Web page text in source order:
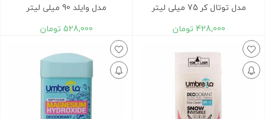
مدل توتال کر 75 میلی لیتر
428,000 تومان
مدل وایلد 90 میلی لیتر
528,000 تومان